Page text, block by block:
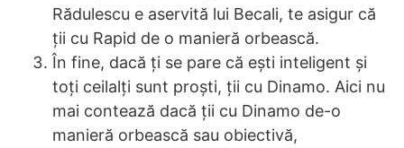
Rădulescu e aservită lui Becali, te asigur că
ții cu Rapid de o manieră orbească.
În fine, dacă ți se pare că ești inteligent și
toți ceilalți sunt proști, ții cu Dinamo. Aici nu
mai contează dacă ții cu Dinamo de-o
manieră orbească sau obiectivă,